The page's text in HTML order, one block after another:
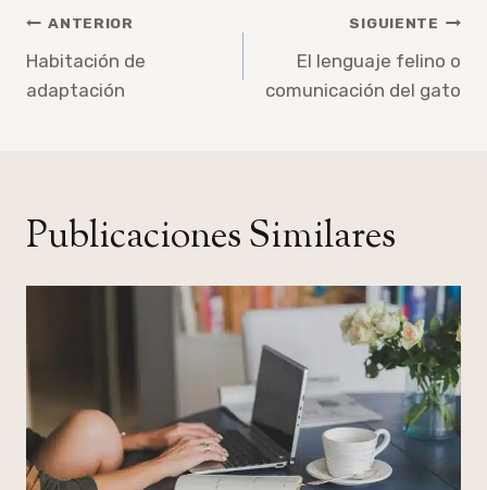
Navegación
de
entradas
ANTERIOR
Habitación de
adaptación
SIGUIENTE
El lenguaje felino o
comunicación del gato
Publicaciones Similares